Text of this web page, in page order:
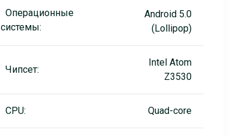
Операционные
системы:
Android 5.0
(Lollipop)
Чипсет:
Intel Atom
Z3530
CPU: Quad-core